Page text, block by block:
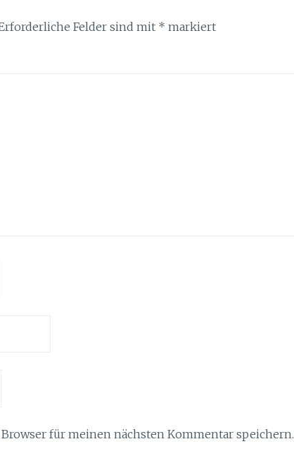
Felder sind mit * markiert
für meinen nächsten Kommentar speichern.